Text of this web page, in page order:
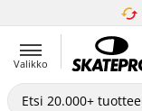
Valikko